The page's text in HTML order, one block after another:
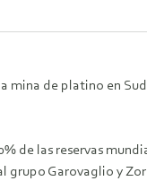
mina de platino en
de las reservas
Garovaglio y